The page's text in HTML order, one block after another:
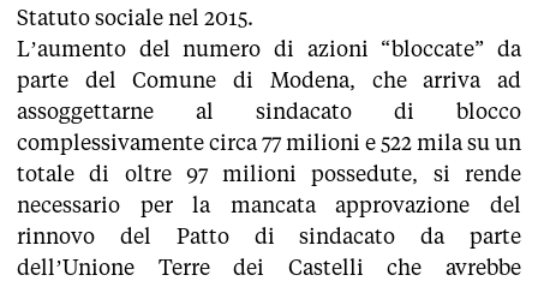
Statuto sociale nel 2015.
L’aumento del numero di azioni “bloccate” da
parte del Comune di Modena, che arriva ad
assoggettarne al sindacato di blocco
complessivamente circa 77 milioni e 522 mila su un
totale di oltre 97 milioni possedute, si rende
necessario per la mancata approvazione del
rinnovo del Patto di sindacato da parte
dell’Unione Terre dei Castelli che avrebbe